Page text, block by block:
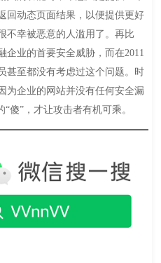
回动态页面结果，以便提供更好
不幸被恶意的人滥用了。再比
企业的首要安全威胁，而在2011
甚至都没有考虑过这个问题。时
为企业的网站并没有任何安全漏
傻”，才让攻击者有机可乘。